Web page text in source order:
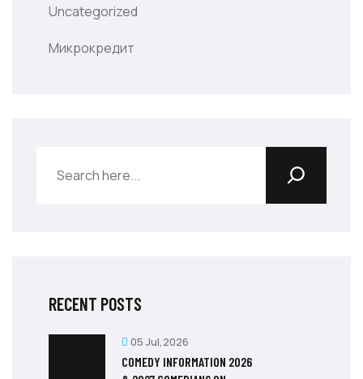
Uncategorized
Микрокредит
RECENT POSTS
05 Jul,2026
COMEDY INFORMATION 2026